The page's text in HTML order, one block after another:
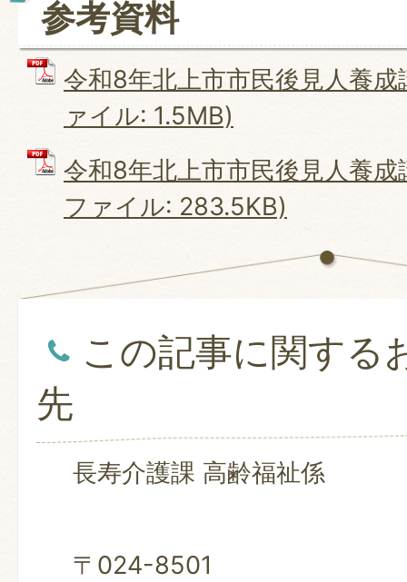
参考資料
令和8年北上市市民後見人養
ァイル: 1.5MB)
令和8年北上市市民後見人養
ファイル: 283.5KB)
この記事に関する
先
長寿介護課 高齢福祉係
〒024-8501